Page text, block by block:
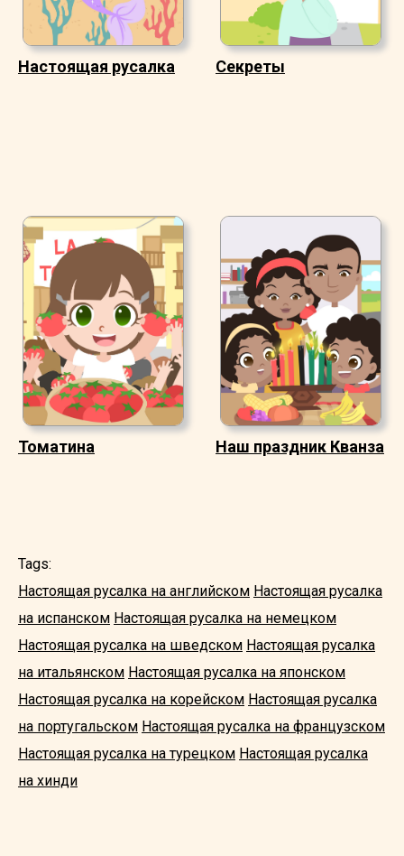
Настоящая русалка Секреты
Томатина Наш праздник Кванза
Tags:
Настоящая русалка на английском Настоящая русалка
на испанском Настоящая русалка на немецком
Настоящая русалка на шведском Настоящая русалка
на итальянском Настоящая русалка на японском
Настоящая русалка на корейском Настоящая русалка
на португальском Настоящая русалка на французском
Настоящая русалка на турецком Настоящая русалка
на хинди